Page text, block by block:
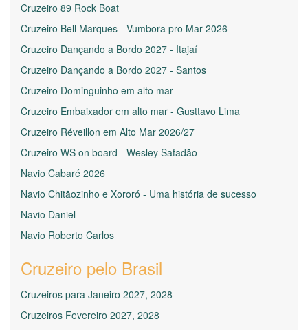
Cruzeiro 89 Rock Boat
Cruzeiro Bell Marques - Vumbora pro Mar 2026
Cruzeiro Dançando a Bordo 2027 - Itajaí
Cruzeiro Dançando a Bordo 2027 - Santos
Cruzeiro Dominguinho em alto mar
Cruzeiro Embaixador em alto mar - Gusttavo Lima
Cruzeiro Réveillon em Alto Mar 2026/27
Cruzeiro WS on board - Wesley Safadão
Navio Cabaré 2026
Navio Chitãozinho e Xororó - Uma história de sucesso
Navio Daniel
Navio Roberto Carlos
Cruzeiro pelo Brasil
Cruzeiros para Janeiro 2027, 2028
Cruzeiros Fevereiro 2027, 2028